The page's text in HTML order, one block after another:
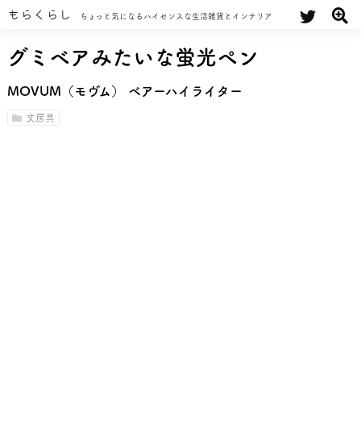
もらくらし ちょっと気になるハイセンスな生活雑貨とインテリア
グミベアみたいな蛍光ペン
MOVUM（モヴム） ベアーハイライター
文房具